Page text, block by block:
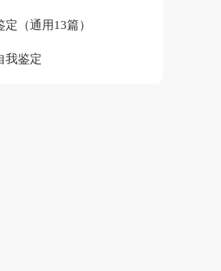
（通用13篇）
我鉴定